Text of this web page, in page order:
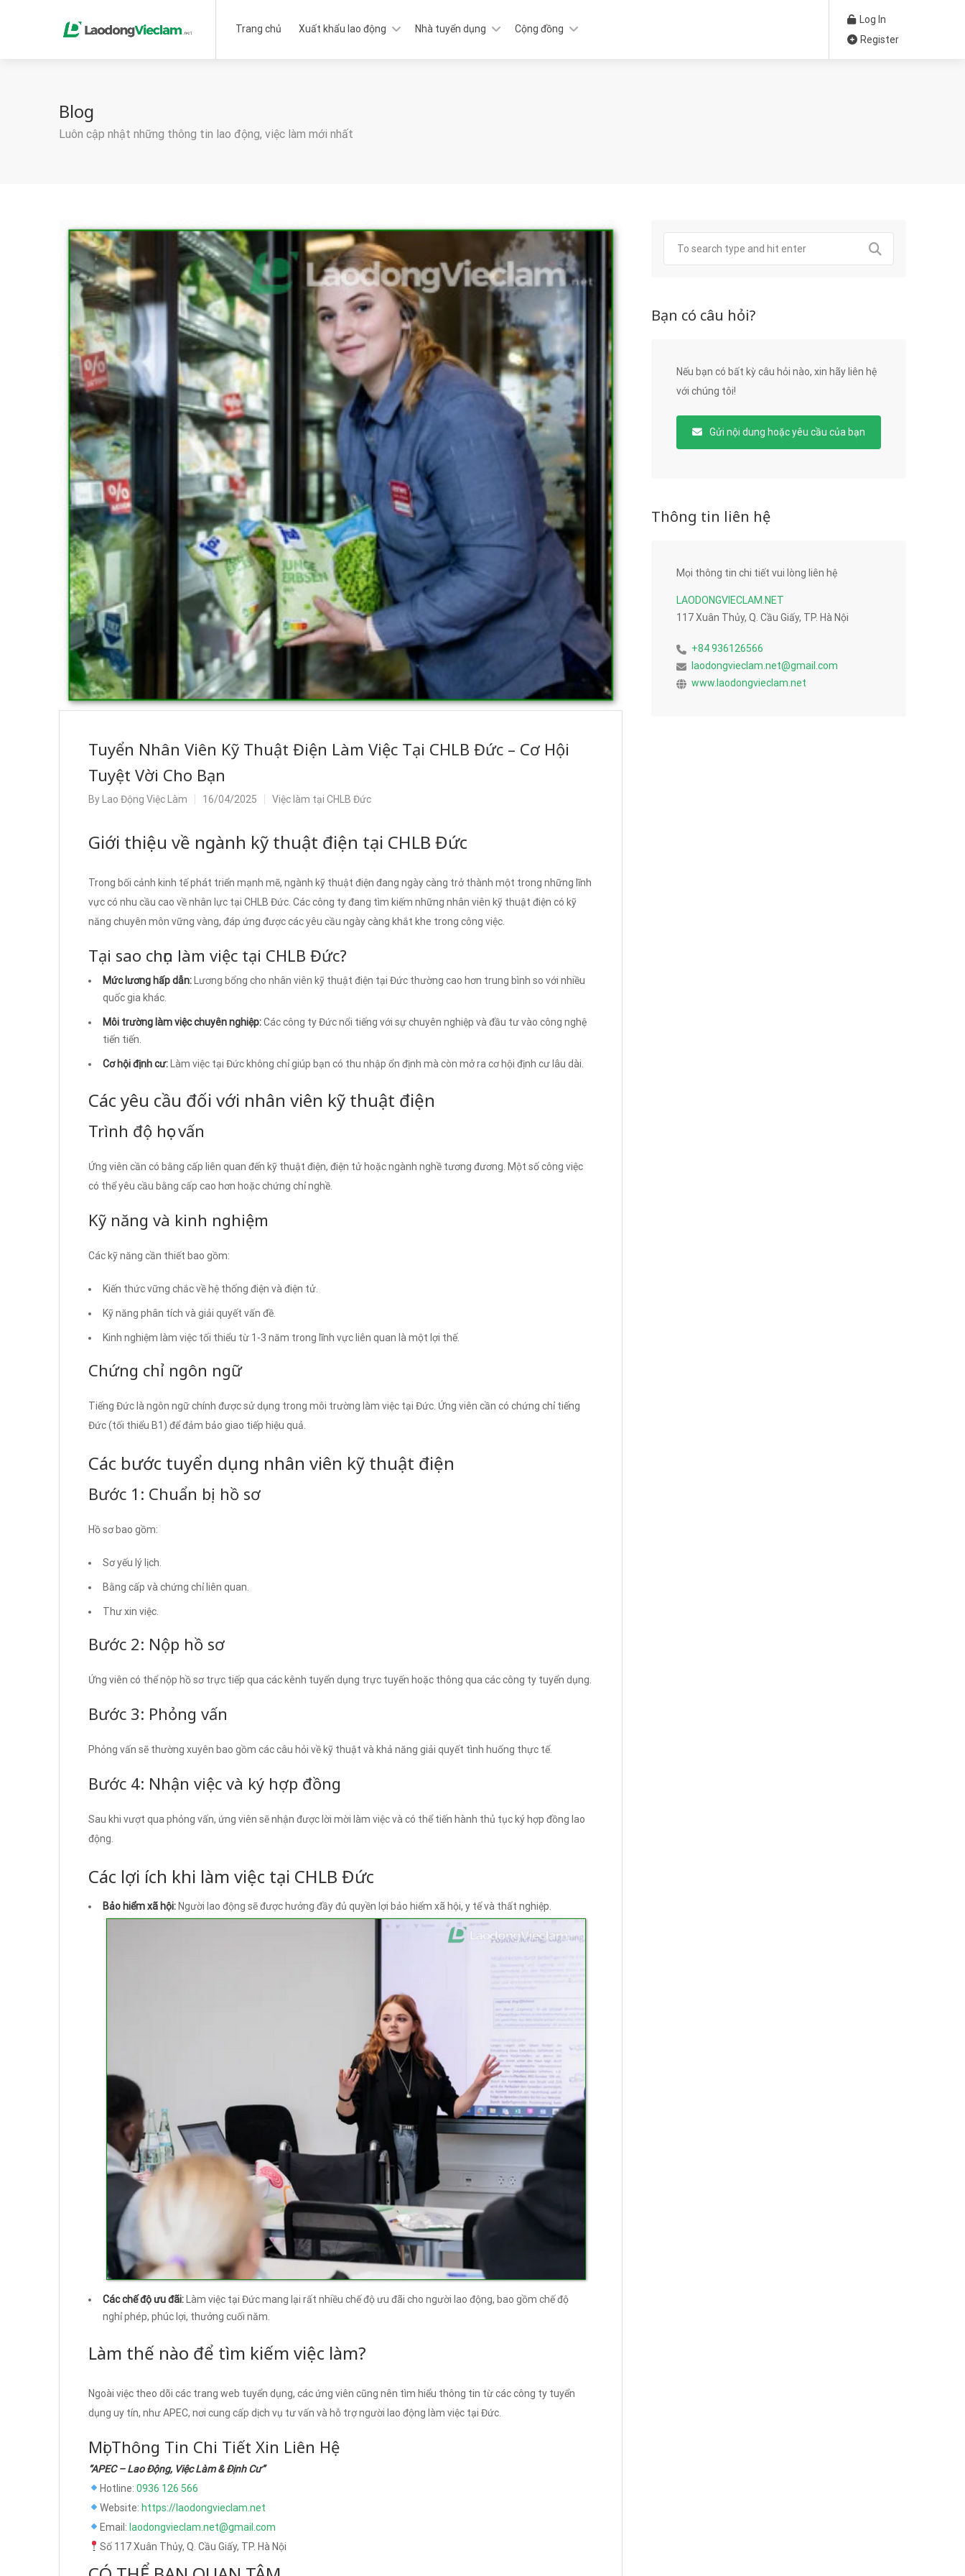
Trang chủ Xuất khẩu lao động Nhà tuyển dụng Cộng đồng
Log In
Register
Blog
Luôn cập nhật những thông tin lao động, việc làm mới nhất
Tuyển Nhân Viên Kỹ Thuật Điện Làm Việc Tại CHLB Đức – Cơ Hội
Tuyệt Vời Cho Bạn
By Lao Động Việc Làm 16/04/2025 Việc làm tại CHLB Đức
Giới thiệu về ngành kỹ thuật điện tại CHLB Đức
Trong bối cảnh kinh tế phát triển mạnh mẽ, ngành kỹ thuật điện đang ngày càng trở thành một trong những lĩnh
vực có nhu cầu cao về nhân lực tại CHLB Đức. Các công ty đang tìm kiếm những nhân viên kỹ thuật điện có kỹ
năng chuyên môn vững vàng, đáp ứng được các yêu cầu ngày càng khắt khe trong công việc.
Tại sao chọn làm việc tại CHLB Đức?
Mức lương hấp dẫn: Lương bổng cho nhân viên kỹ thuật điện tại Đức thường cao hơn trung bình so với nhiều
quốc gia khác.
Môi trường làm việc chuyên nghiệp:Các công ty Đức nổi tiếng với sự chuyên nghiệp và đầu tư vào công nghệ
tiến tiến.
Cơ hội định cư: Làm việc tại Đức không chỉ giúp bạn có thu nhập ổn định mà còn mở ra cơ hội định cư lâu dài.
Các yêu cầu đối với nhân viên kỹ thuật điện
Trình độ học vấn
Ứng viên cần có bằng cấp liên quan đến kỹ thuật điện, điện tử hoặc ngành nghề tương đương. Một số công việc
có thể yêu cầu bằng cấp cao hơn hoặc chứng chỉ nghề.
Kỹ năng và kinh nghiệm
Các kỹ năng cần thiết bao gồm:
Kiến thức vững chắc về hệ thống điện và điện tử.
Kỹ năng phân tích và giải quyết vấn đề.
Kinh nghiệm làm việc tối thiểu từ 1-3 năm trong lĩnh vực liên quan là một lợi thế.
Chứng chỉ ngôn ngữ
Tiếng Đức là ngôn ngữ chính được sử dụng trong môi trường làm việc tại Đức. Ứng viên cần có chứng chỉ tiếng
Đức (tối thiểu B1) để đảm bảo giao tiếp hiệu quả.
Các bước tuyển dụng nhân viên kỹ thuật điện
Bước 1: Chuẩn bị hồ sơ
Hồ sơ bao gồm:
Sơ yếu lý lịch.
Bằng cấp và chứng chỉ liên quan.
Thư xin việc.
Bước 2: Nộp hồ sơ
Ứng viên có thể nộp hồ sơ trực tiếp qua các kênh tuyển dụng trực tuyến hoặc thông qua các công ty tuyển dụng.
Bước 3: Phỏng vấn
Phỏng vấn sẽ thường xuyên bao gồm các câu hỏi về kỹ thuật và khả năng giải quyết tình huống thực tế.
Bước 4: Nhận việc và ký hợp đồng
Sau khi vượt qua phỏng vấn, ứng viên sẽ nhận được lời mời làm việc và có thể tiến hành thủ tục ký hợp đồng lao
động.
Các lợi ích khi làm việc tại CHLB Đức
Bảo hiểm xã hội: Người lao động sẽ được hưởng đầy đủ quyền lợi bảo hiểm xã hội, y tế và thất nghiệp.
Các chế độ ưu đãi: Làm việc tại Đức mang lại rất nhiều chế độ ưu đãi cho người lao động, bao gồm chế độ
nghỉ phép, phúc lợi, thưởng cuối năm.
Làm thế nào để tìm kiếm việc làm?
Ngoài việc theo dõi các trang web tuyển dụng, các ứng viên cũng nên tìm hiểu thông tin từ các công ty tuyển
dụng uy tín, như APEC, nơi cung cấp dịch vụ tư vấn và hỗ trợ người lao động làm việc tại Đức.
Mọi Thông Tin Chi Tiết Xin Liên Hệ
“APEC – Lao Động, Việc Làm & Định Cư”
Hotline: 0936 126 566
Website: https://laodongvieclam.net
Email: laodongvieclam.net@gmail.com
Số 117 Xuân Thủy, Q. Cầu Giấy, TP. Hà Nội
Bạn có câu hỏi?
Nếu bạn có bất kỳ câu hỏi nào, xin hãy liên hệ
với chúng tôi!
Gửi nội dung hoặc yêu cầu của bạn
Thông tin liên hệ
Mọi thông tin chi tiết vui lòng liên hệ
LAODONGVIECLAM.NET
117 Xuân Thủy, Q. Cầu Giấy, TP. Hà Nội
+84 936126566
laodongvieclam.net@gmail.com
www.laodongvieclam.net